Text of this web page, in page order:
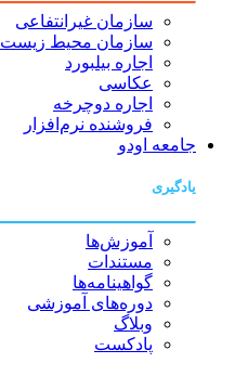
سازمان غیرانتفاعی
سازمان محیط زیست
اجاره بیلبورد
عکاسی
اجاره دوچرخه
فروشنده نرم‌افزار
جامعه اودو
یادگیری
آموزش‌ها
مستندات
گواهینامه‌ها
دوره‌های آموزشی
وبلاگ
پادکست